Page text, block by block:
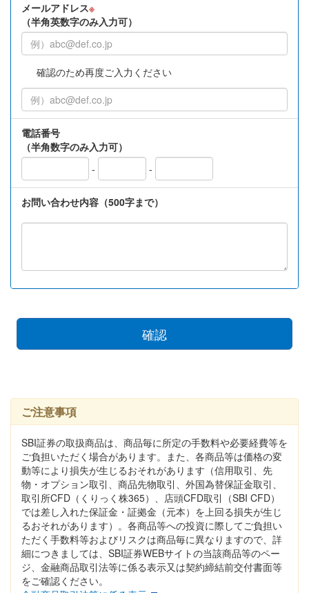
メールアドレス※
（半角英数字のみ入力可）
確認のため再度ご入力ください
電話番号
（半角数字のみ入力可）
-
-
お問い合わせ内容（500字まで）
ご注意事項
SBI証券の取扱商品は、商品毎に所定の手数料や必要経費等を
ご負担いただく場合があります。また、各商品等は価格の変
動等により損失が生じるおそれがあります（信用取引、先
物・オプション取引、商品先物取引、外国為替保証金取引、
取引所CFD（くりっく株365）、店頭CFD取引（SBI CFD）
では差し入れた保証金・証拠金（元本）を上回る損失が生じ
るおそれがあります）。各商品等への投資に際してご負担い
ただく手数料等およびリスクは商品毎に異なりますので、詳
細につきましては、SBI証券WEBサイトの当該商品等のペー
ジ、金融商品取引法等に係る表示又は契約締結前交付書面等
をご確認ください。